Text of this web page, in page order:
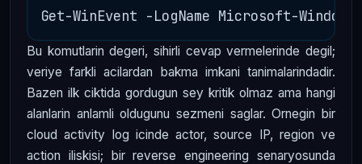
Bu komutlarin degeri, sihirli cevap vermelerinde degil;
veriye farkli acilardan bakma imkani tanimalarindadir.
Bazen ilk ciktida gordugun sey kritik olmaz ama hangi
alanlarin anlamli oldugunu sezmeni saglar. Ornegin bir
cloud activity log icinde actor, source IP, region ve
action iliskisi; bir reverse engineering senaryosunda